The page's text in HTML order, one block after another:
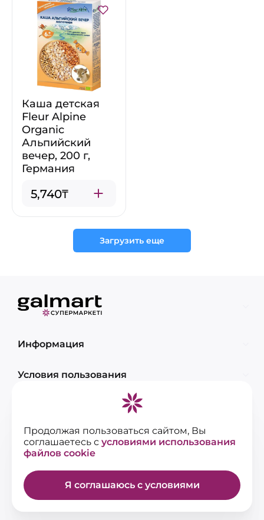
Каша детская
Fleur Alpine
Organic
Альпийский
вечер, 200 г,
Германия
5,740₸
Загрузить еще
Продолжая пользоваться сайтом, Вы
соглашаетесь с условиями использования
файлов cookie
Я соглашаюсь с условиями
Информация
Условия пользования
© 2026 Сеть супермаркетов galmart